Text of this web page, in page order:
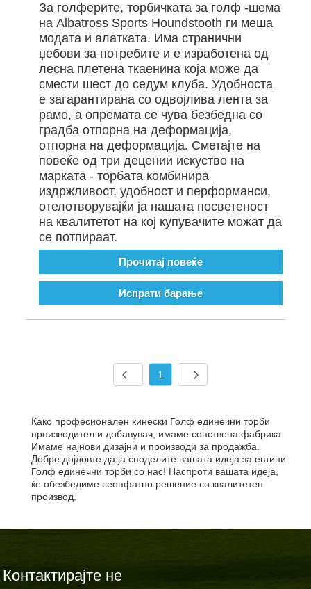
За голферите, торбичката за голф -шема
на Albatross Sports Houndstooth ги меша
модата и алатката. Има странични
џебови за потребите и е изработена од
лесна плетена ткаенина која може да
смести шест до седум клуба. Удобноста
е загарантирана со одвојлива лента за
рамо, а опремата се чува безбедна со
градба отпорна на деформација,
отпорна на деформација. Сметајте на
повеќе од три децении искуство на
марката - торбата комбинира
издржливост, удобност и перформанси,
отелотворувајќи ја нашата посветеност
на квалитетот на кој купувачите можат да
се потпираат.
Прочитај повеќе
Испрати барање
1
Како професионален кинески Голф единечни торби
производител и добавувач, имаме сопствена фабрика.
Имаме најнови дизајни и производи за продажба.
Добре дојдовте да ја споделите вашата идеја за евтини
Голф единечни торби со нас! Наспроти вашата идеја,
ќе обезбедиме сеопфатно решение со квалитетен
производ.
Контактирајте не